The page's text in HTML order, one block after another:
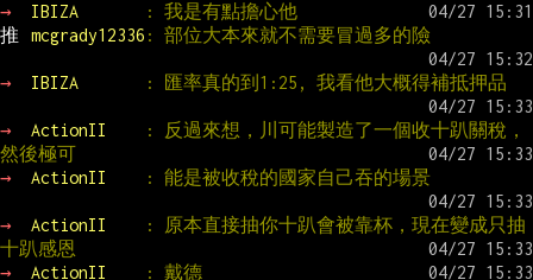
→
IBIZA
: 我是有點擔心他
推
mcgrady12336 : 部位大本來就不需要冒過多的險
→ IBIZA : 匯率真的到1:25, 我看他大概得補抵押品
→ ActionII
: 反過來想，川可能製造了一個收十趴關稅，
然後極可
→
ActionII : 能是被收稅的國家自己吞的場景
→ ActionII
: 原本直接抽你十趴會被靠杯，現在變成只抽
十趴感恩
→
ActionII
: 戴德